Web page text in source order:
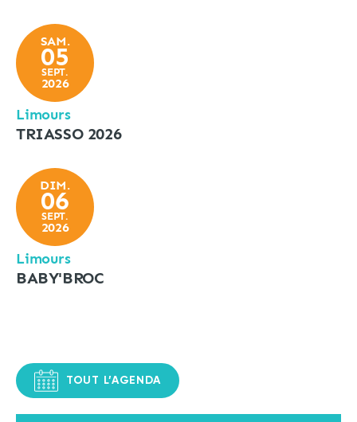
SAM.
05
SEPT.
2026
Limours
TRIASSO 2026
DIM.
06
SEPT.
2026
Limours
BABY'BROC
TOUT L’AGENDA